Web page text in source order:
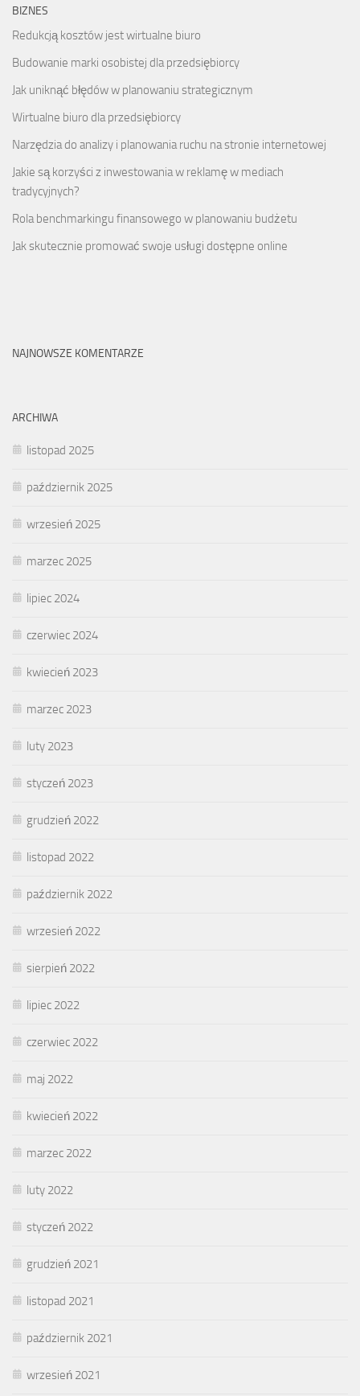
BIZNES
Redukcją kosztów jest wirtualne biuro
Budowanie marki osobistej dla przedsiębiorcy
Jak uniknąć błędów w planowaniu strategicznym
Wirtualne biuro dla przedsiębiorcy
Narzędzia do analizy i planowania ruchu na stronie internetowej
Jakie są korzyści z inwestowania w reklamę w mediach
tradycyjnych?
Rola benchmarkingu finansowego w planowaniu budżetu
Jak skutecznie promować swoje usługi dostępne online
NAJNOWSZE KOMENTARZE
ARCHIWA
listopad 2025
październik 2025
wrzesień 2025
marzec 2025
lipiec 2024
czerwiec 2024
kwiecień 2023
marzec 2023
luty 2023
styczeń 2023
grudzień 2022
listopad 2022
październik 2022
wrzesień 2022
sierpień 2022
lipiec 2022
czerwiec 2022
maj 2022
kwiecień 2022
marzec 2022
luty 2022
styczeń 2022
grudzień 2021
listopad 2021
październik 2021
wrzesień 2021